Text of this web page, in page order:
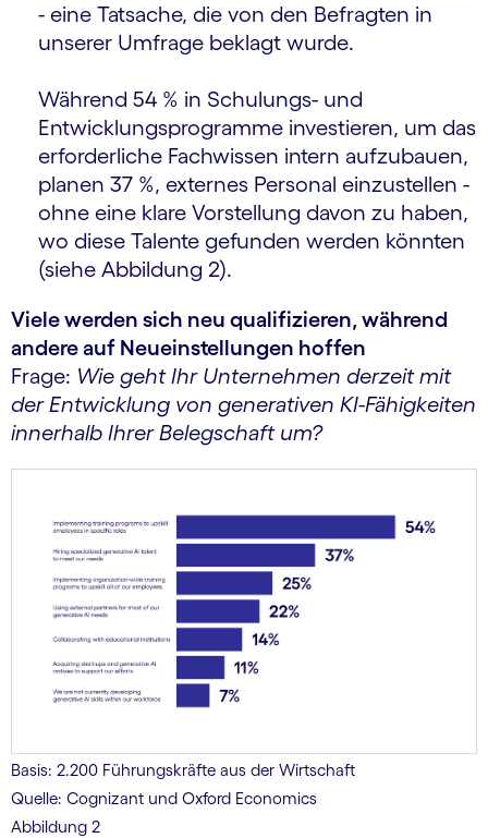
- eine Tatsache, die von den Befragten in
unserer Umfrage beklagt wurde.
Während 54 % in Schulungs- und
Entwicklungsprogramme investieren, um das
erforderliche Fachwissen intern aufzubauen,
planen 37 %, externes Personal einzustellen -
ohne eine klare Vorstellung davon zu haben,
wo diese Talente gefunden werden könnten
(siehe Abbildung 2).
Viele werden sich neu qualifizieren, während
andere auf Neueinstellungen hoffen
Frage: Wie geht Ihr Unternehmen derzeit mit
der Entwicklung von generativen KI-Fähigkeiten
innerhalb Ihrer Belegschaft um?
Basis: 2.200 Führungskräfte aus der Wirtschaft
Quelle: Cognizant und Oxford Economics
Abbildung 2